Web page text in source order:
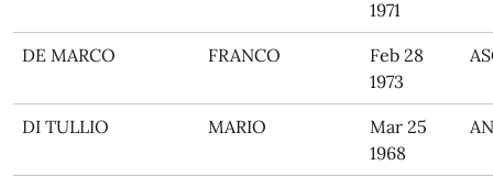
1971
DE MARCO FRANCO
Feb 28
1973
DI TULLIO MARIO
Mar 25
1968